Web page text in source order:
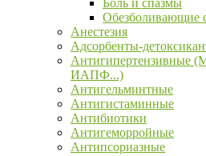
Боль и спазмы
Обезболивающие
Анестезия
Адсорбенты-
Антигипертензивные
ИАПФ...)
Антигельминтные
Антигистаминные
Антибиотики
Антигеморройные
Антипсориазные